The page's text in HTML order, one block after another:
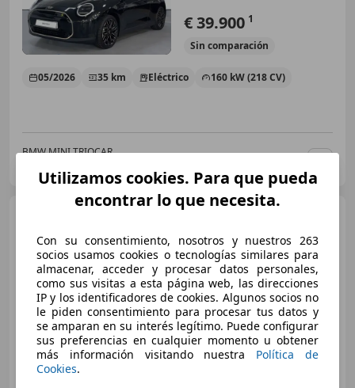
€ 39.900 1
Sin comparación
05/2026 35 km Eléctrico 160 kW (218 CV)
BMW MINI TRIOCAR
MINI Cooper
€ 41.950
Sin comparación
01/2025 100 km Gasolina 170 kW (231 CV)
Utilizamos cookies. Para que pueda
encontrar lo que necesita.
Con su consentimiento, nosotros y nuestros 263
socios usamos cookies o tecnologías similares para
almacenar, acceder y procesar datos personales,
como sus visitas a esta página web, las direcciones
IP y los identificadores de cookies. Algunos socios no
le piden consentimiento para procesar tus datos y
se amparan en su interés legítimo. Puede configurar
sus preferencias en cualquier momento u obtener
más información visitando nuestra Política de
Cookies.